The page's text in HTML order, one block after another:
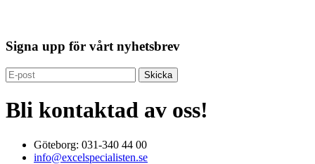
Signa upp för vårt nyhetsbrev
Bli kontaktad av oss!
Göteborg: 031-340 44 00
info@excelspecialisten.se